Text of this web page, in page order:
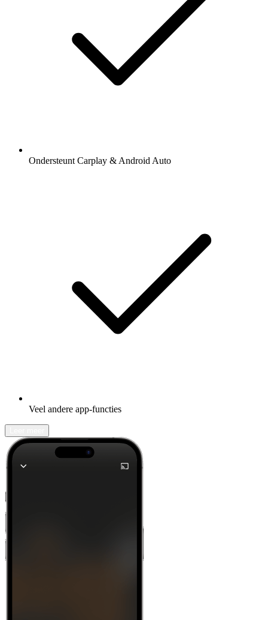
Ondersteunt Carplay & Android Auto
Veel andere app-functies